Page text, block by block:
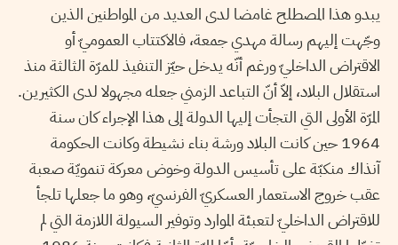
يبدو هذا المصطلح غامضا لدى العديد من المواطنين الذين
وجّهت إليهم رسالة مهدي جمعة، فالاكتتاب العموميّ أو
الاقتراض الداخليّ ورغم أنّه يدخل حيّز التنفيذ للمرّة الثالثة منذ
استقلال البلاد، إلاّ أنّ التباعد الزمني جعله مجهولا لدى الكثيرين.
المرّة الأولى التي التجأت إليها الدولة إلى هذا الإجراء كان سنة
1964 حين كانت البلاد ورشة بناء نشيطة وكانت الحكومة
آنذاك منكبّة على تأسيس الدولة وخوض معركة تنمويّة صعبة
عقب خروج الاستعمار العسكريّ الفرنسيّ، وهو ما جعلها تلجأ
للاقتراض الداخليّ لتعبئة الموارد وتوفير السيولة اللازمة التي لم